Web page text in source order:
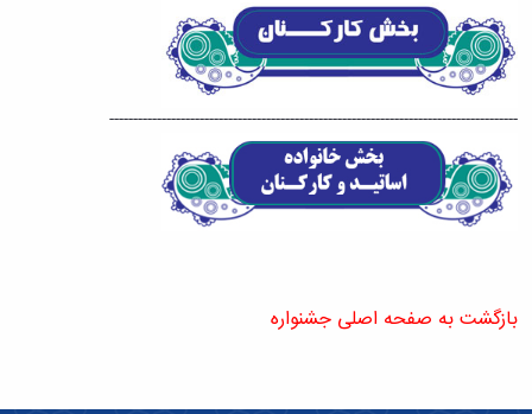
--------------------------------------------------------------------------------------
بازگشت به صفحه اصلی جشنواره